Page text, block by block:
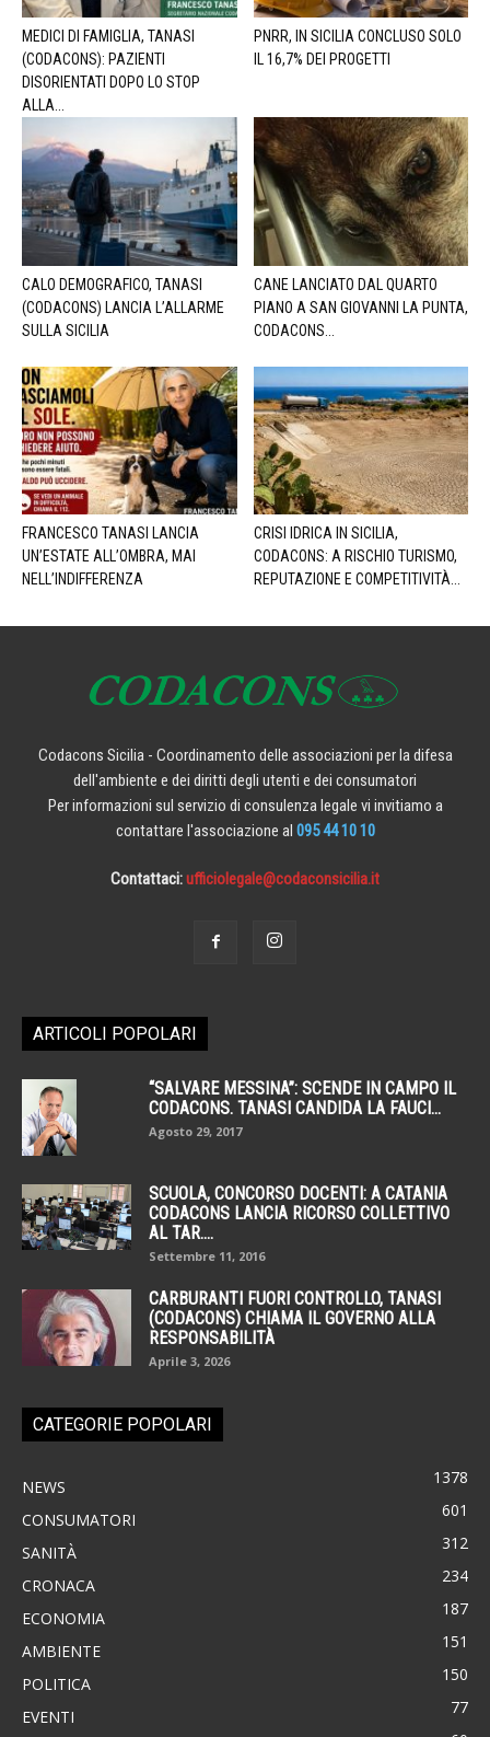
MEDICI DI FAMIGLIA, TANASI
(CODACONS): PAZIENTI
DISORIENTATI DOPO LO STOP
ALLA...
PNRR, IN SICILIA CONCLUSO SOLO
IL 16,7% DEI PROGETTI
CALO DEMOGRAFICO, TANASI
(CODACONS) LANCIA L’ALLARME
SULLA SICILIA
CANE LANCIATO DAL QUARTO
PIANO A SAN GIOVANNI LA PUNTA,
CODACONS...
FRANCESCO TANASI LANCIA
UN’ESTATE ALL’OMBRA, MAI
NELL’INDIFFERENZA
CRISI IDRICA IN SICILIA,
CODACONS: A RISCHIO TURISMO,
REPUTAZIONE E COMPETITIVITÀ...
Codacons Sicilia - Coordinamento delle associazioni per la difesa
dell'ambiente e dei diritti degli utenti e dei consumatori
Per informazioni sul servizio di consulenza legale vi invitiamo a
contattare l'associazione al 095 44 10 10
Contattaci:ufficiolegale@codaconsicilia.it
ARTICOLI POPOLARI
“SALVARE MESSINA”: SCENDE IN CAMPO IL
CODACONS. TANASI CANDIDA LA FAUCI...
Agosto 29, 2017
SCUOLA, CONCORSO DOCENTI: A CATANIA
CODACONS LANCIA RICORSO COLLETTIVO
AL TAR....
Settembre 11, 2016
CARBURANTI FUORI CONTROLLO, TANASI
(CODACONS) CHIAMA IL GOVERNO ALLA
RESPONSABILITÀ
Aprile 3, 2026
CATEGORIE POPOLARI
NEWS 1378
CONSUMATORI 601
SANITÀ 312
CRONACA 234
ECONOMIA 187
AMBIENTE 151
POLITICA 150
EVENTI
77